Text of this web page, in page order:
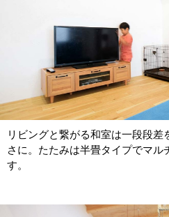
リビングと繋がる和室は一段段
さに。たたみは半畳タイプでマル
す。